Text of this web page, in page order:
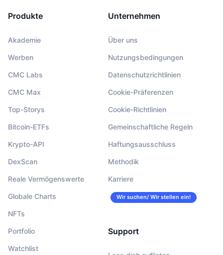
Produkte
Akademie
Werben
CMC Labs
CMC Max
Top-Storys
Bitcoin-ETFs
Krypto-API
DexScan
Reale Vermögenswerte
Globale Charts
NFTs
Portfolio
Watchlist
Unternehmen
Über uns
Nutzungsbedingungen
Datenschutzrichtlinien
Cookie-Präferenzen
Cookie-Richtlinien
Gemeinschaftliche Regeln
Haftungsausschluss
Methodik
Karriere
Wir suchen/ Wir stellen ein!
Support